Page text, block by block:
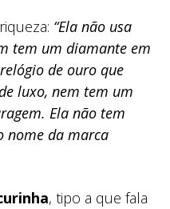
“Ela não usa
tem um diamante em
de ouro que
luxo, nem tem um
Ela não tem
nome da marca
, tipo a que fala